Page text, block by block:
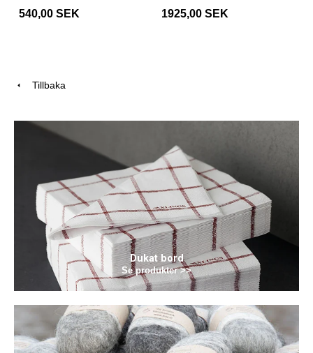
540,00 SEK
1925,00 SEK
Tillbaka
Dukat bord
Se produkter >>